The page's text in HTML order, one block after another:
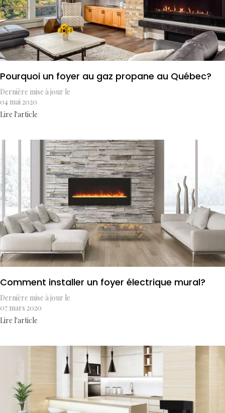
Pourquoi un foyer au gaz propane au Québec?
Dernière mise à jour le
04 mai 2020
Lire l'article
Comment installer un foyer électrique mural?
Dernière mise à jour le
07 mars 2020
Lire l'article